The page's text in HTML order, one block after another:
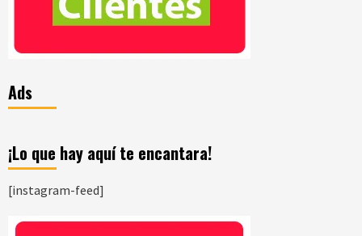
Ads
¡Lo que hay aquí te encantara!
[instagram-feed]